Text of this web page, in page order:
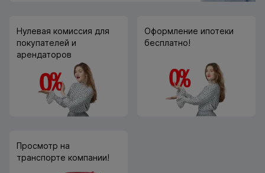
Нулевая комиссия для
покупателей и
арендаторов
Оформление ипотеки
бесплатно!
Просмотр на
транспорте компании!